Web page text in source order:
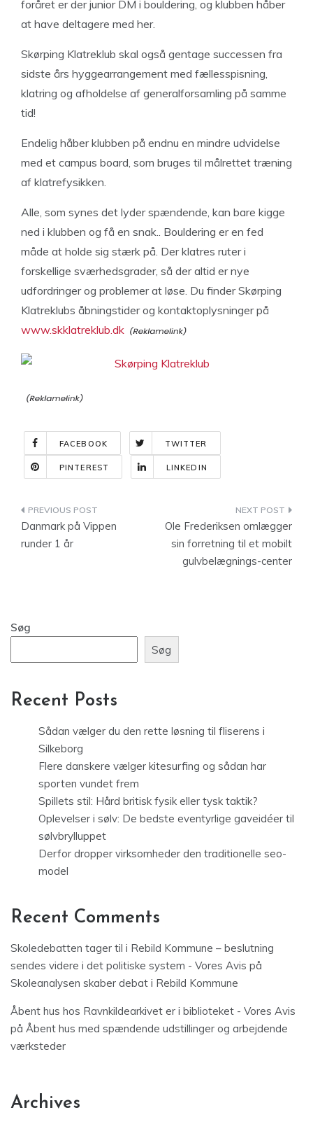
foråret er der junior DM i bouldering, og klubben håber
at have deltagere med her.
Skørping Klatreklub skal også gentage successen fra
sidste års hyggearrangement med fællesspisning,
klatring og afholdelse af generalforsamling på samme
tid!
Endelig håber klubben på endnu en mindre udvidelse
med et campus board, som bruges til målrettet træning
af klatrefysikken.
Alle, som synes det lyder spændende, kan bare kigge
ned i klubben og få en snak.. Bouldering er en fed
måde at holde sig stærk på. Der klatres ruter i
forskellige sværhedsgrader, så der altid er nye
udfordringer og problemer at løse. Du finder Skørping
Klatreklubs åbningstider og kontaktoplysninger på
www.skklatreklub.dk
FACEBOOK TWITTER
PINTEREST LINKEDIN
Indlægsnavigation
Danmark på Vippen
runder 1 år
Ole Frederiksen omlægger
sin forretning til et mobilt
gulvbelægnings-center
Søg
Søg
Recent Posts
Sådan vælger du den rette løsning til fliserens i
Silkeborg
Flere danskere vælger kitesurfing og sådan har
sporten vundet frem
Spillets stil: Hård britisk fysik eller tysk taktik?
Oplevelser i sølv: De bedste eventyrlige gaveidéer til
sølvbrylluppet
Derfor dropper virksomheder den traditionelle seo-
model
Recent Comments
Skoledebatten tager til i Rebild Kommune – beslutning
sendes videre i det politiske system - Vores Avis på
Skoleanalysen skaber debat i Rebild Kommune
Åbent hus hos Ravnkildearkivet er i biblioteket - Vores Avis
på Åbent hus med spændende udstillinger og arbejdende
værksteder
Archives